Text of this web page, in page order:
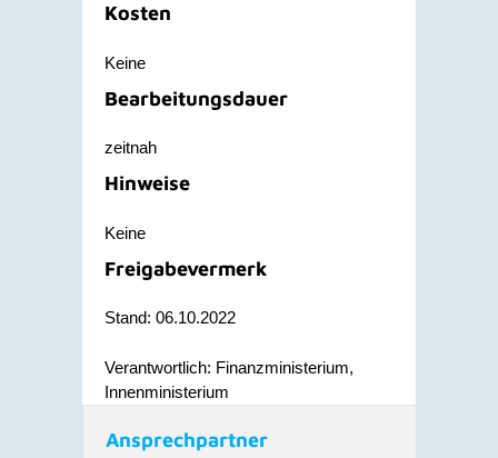
Kosten
Keine
Bearbeitungsdauer
zeitnah
Hinweise
Keine
Freigabevermerk
Stand: 06.10.2022
Verantwortlich: Finanzministerium,
Innenministerium
Ansprechpartner